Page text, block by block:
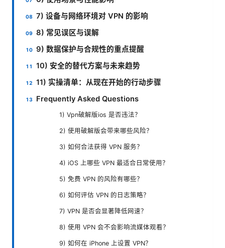
7) 设备与网络环境对 VPN 的影响
8) 常见误区与误解
9) 数据保护与合规性的重点提醒
10) 安全的替代方案与未来趋势
11) 实操清单：从现在开始的行动步骤
Frequently Asked Questions
1) Vpn破解版ios 是否违法？
2) 使用破解版会带来哪些风险？
3) 如何合法获得 VPN 服务？
4) iOS 上哪些 VPN 最适合日常使用？
5) 免费 VPN 的风险有哪些？
6) 如何评估 VPN 的日志策略？
7) VPN 是否会显著降低网速？
8) 使用 VPN 会不会影响流媒体观看？
9) 如何在 iPhone 上设置 VPN？